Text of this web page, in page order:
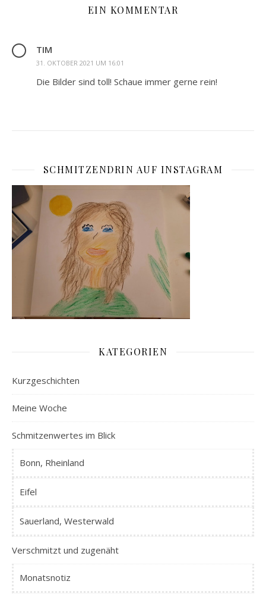
EIN KOMMENTAR
TIM
31. OKTOBER 2021 UM 16:01
Die Bilder sind toll! Schaue immer gerne rein!
SCHMITZENDRIN AUF INSTAGRAM
KATEGORIEN
Kurzgeschichten
Meine Woche
Schmitzenwertes im Blick
Bonn, Rheinland
Eifel
Sauerland, Westerwald
Verschmitzt und zugenäht
Monatsnotiz